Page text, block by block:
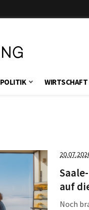
POLITIK WIRTSCHAFT
auf
Noch